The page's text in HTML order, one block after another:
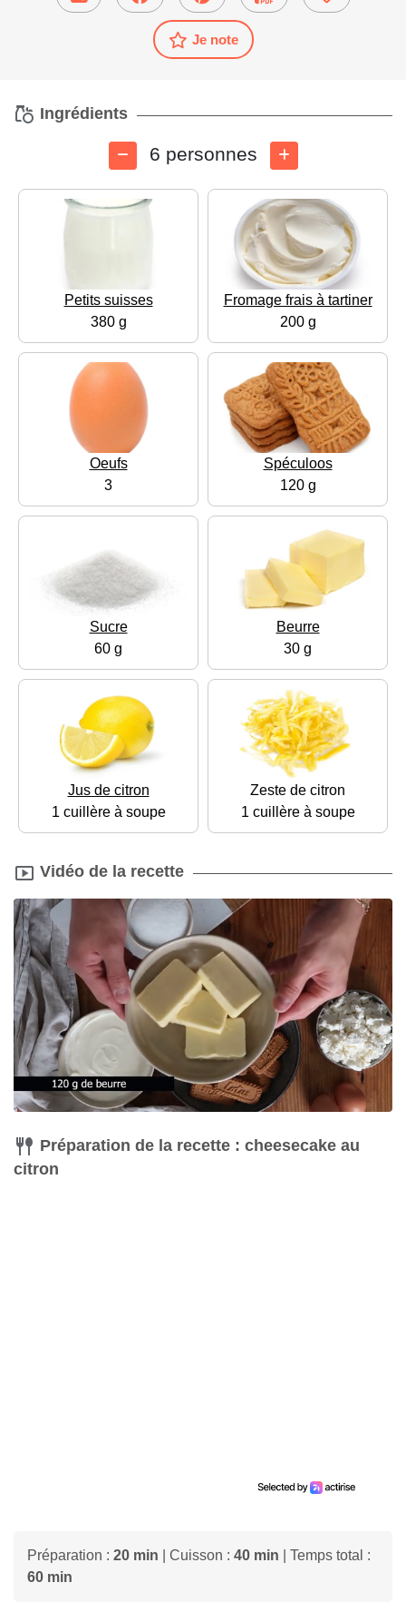
Je note
Ingrédients
6 personnes
Petits suisses
380 g
Fromage frais à tartiner
200 g
Oeufs
3
Spéculoos
120 g
Sucre
60 g
Beurre
30 g
Jus de citron
1 cuillère à soupe
Zeste de citron
1 cuillère à soupe
Vidéo de la recette
Préparation de la recette : cheesecake au
citron
Préparation : 20 min | Cuisson : 40 min | Temps total :
60 min